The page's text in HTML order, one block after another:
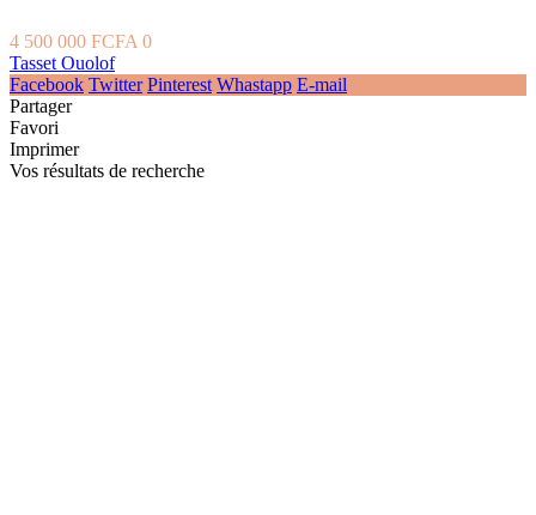
4 500 000 FCFA 0
Tasset Ouolof
Facebook Twitter Pinterest Whastapp E-mail
Partager
Favori
Imprimer
Vos résultats de recherche